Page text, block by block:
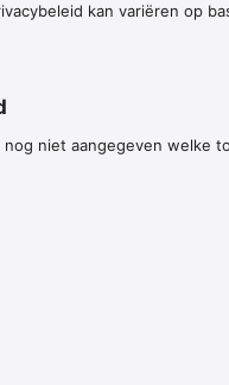
kan variëren op
niet aangegeven welke